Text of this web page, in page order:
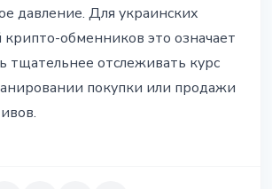
давление. Для украинских
крипто-обменников это означает
тщательнее отслеживать курс
покупки или продажи